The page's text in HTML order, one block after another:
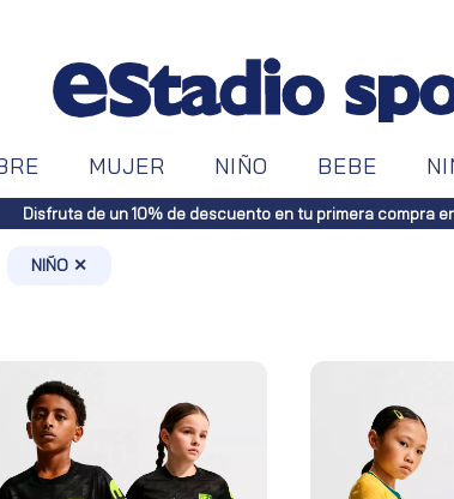
MUJER NIÑO BEBE
a toda España (Canarias, pedidos superiores a 50€.
NIÑO ✕